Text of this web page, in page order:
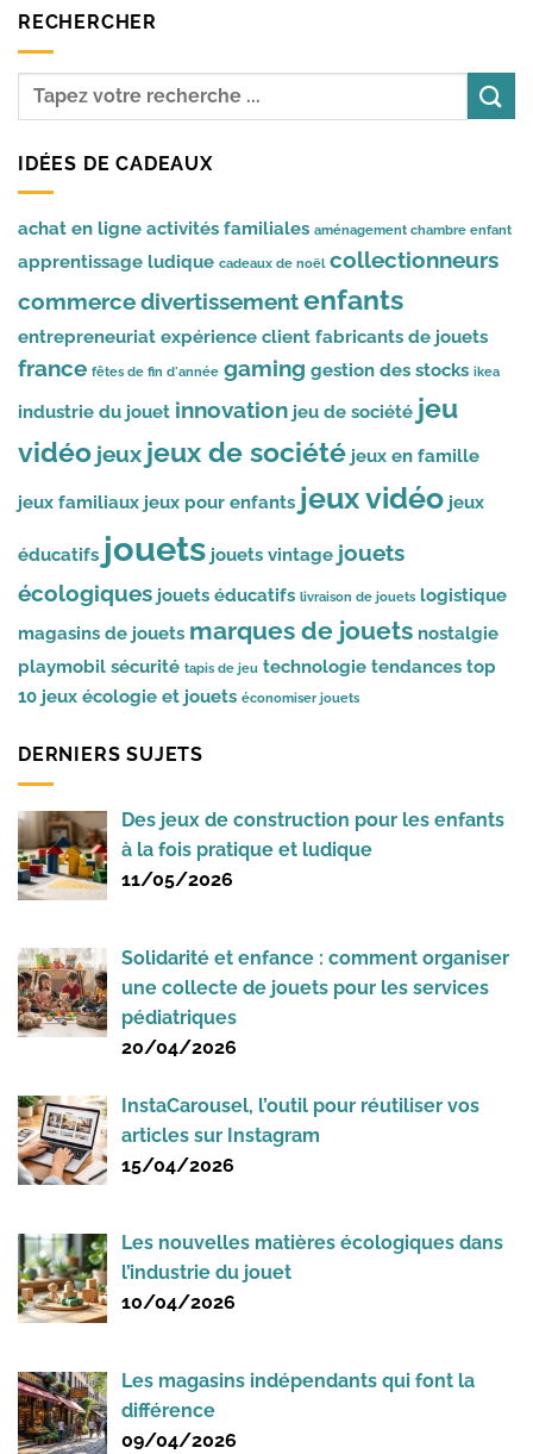
RECHERCHER
IDÉES DE CADEAUX
achat en ligne activités familiales aménagement chambre enfant
apprentissage ludique cadeaux de noël collectionneurs
commercedivertissementenfants
entrepreneuriat expérience client fabricants de jouets
france fêtes de fin d'année gaming gestion des stocks ikea
industrie du jouet innovation jeu de société jeu
vidéo jeux jeux de société jeux en famille
jeux familiaux jeux pour enfants jeux vidéo jeux
éducatifs jouets jouets vintage jouets
écologiques jouets éducatifs livraison de jouets logistique
magasins de jouets marques de jouets nostalgie
playmobil sécurité tapis de jeu technologie tendances top
10 jeux écologie et jouets économiser jouets
DERNIERS SUJETS
Des jeux de construction pour les enfants
à la fois pratique et ludique
11/05/2026
Solidarité et enfance : comment organiser
une collecte de jouets pour les services
pédiatriques
20/04/2026
InstaCarousel, l’outil pour réutiliser vos
articles sur Instagram
15/04/2026
Les nouvelles matières écologiques dans
l’industrie du jouet
10/04/2026
Les magasins indépendants qui font la
différence
09/04/2026